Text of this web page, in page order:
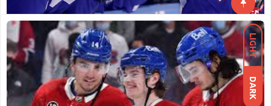
Tim USA Mengumumkan Tim Hoki Untuk
Beijing 2022
GOLDENWOLF337 JULY 28, 2022 0
Tim USA Mengumumkan Tim Hoki Untuk Beijing
2022 – Tidak ada pemain
LIGHT
DARK